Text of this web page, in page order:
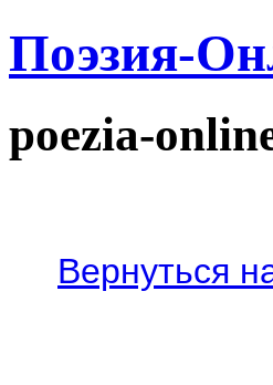
Поэзия-
poezia-
Вернуться